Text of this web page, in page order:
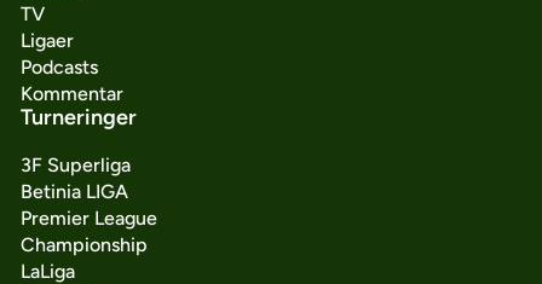
TV
Ligaer
Podcasts
Kommentar
Turneringer
3F Superliga
Betinia LIGA
Premier League
Championship
LaLiga